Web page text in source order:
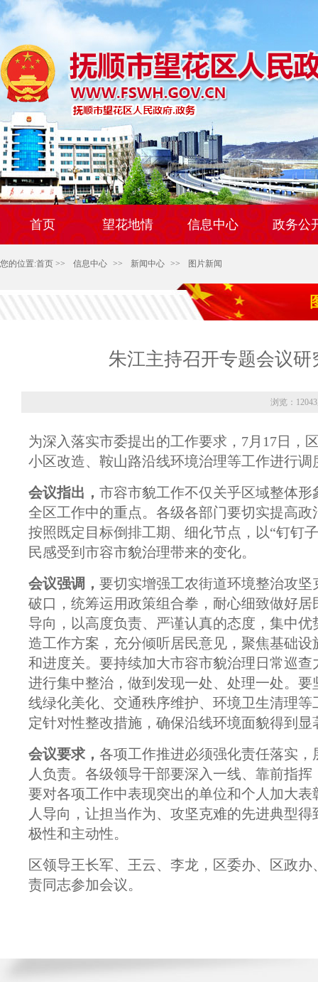
首页 望花地情 信息中心 政务公
您的位置:首页 >> 信息中心 >> 新闻中心 >> 图片新闻
朱江主持召开专题会议
浏览：
为深入落实市委提出的工作要求，7月17日，
小区改造、鞍山路沿线环境治理等工作进行
会议指出， 市容市貌工作不仅关乎区域整体
全区工作中的重点。各级各部门要切实提高
按照既定目标倒排工期、细化节点，以“钉钉
民感受到市容市貌治理带来的变化。
会议强调， 要切实增强工农街道环境整治攻
破口，统筹运用政策组合拳，耐心细致做好
导向，以高度负责、严谨认真的态度，集中
造工作方案，充分倾听居民意见，聚焦基础
和进度关。要持续加大市容市貌治理日常巡
进行集中整治，做到发现一处、处理一处。
线绿化美化、交通秩序维护、环境卫生清理
定针对性整改措施，确保沿线环境面貌得到显
会议要求， 各项工作推进必须强化责任落实
人负责。各级领导干部要深入一线、靠前指
要对各项工作中表现突出的单位和个人加大
人导向，让担当作为、攻坚克难的先进典型
极性和主动性。
区领导王长军、王云、李龙，区委办、区政
责同志参加会议。